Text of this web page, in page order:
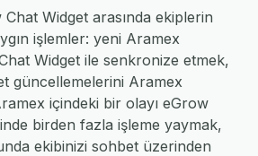
Widget arasında ekiplerin
işlemler: yeni Aramex
Widget ile senkronize etmek,
güncellemelerini Aramex
içindeki bir olayı eGrow
birden fazla işleme yaymak,
ekibinizi sohbet üzerinden